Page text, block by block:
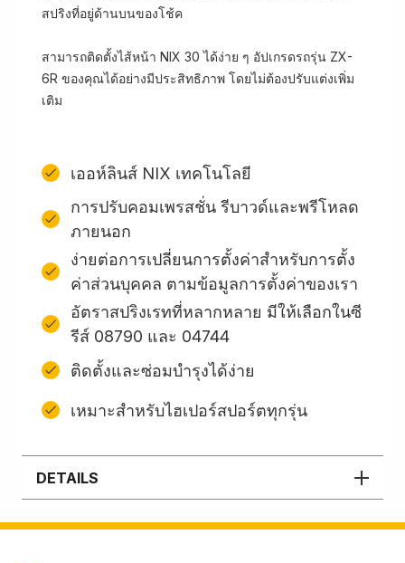
สปริงที่อยู่ด้านบนของโช้ค
สามารถติดตั้งไส้หน้า NIX 30 ได้ง่าย ๆ อัปเกรดรถรุ่น ZX-
6R ของคุณได้อย่างมีประสิทธิภาพ โดยไม่ต้องปรับแต่งเพิ่ม
เติม
เออห์ลินส์ NIX เทคโนโลยี
การปรับคอมเพรสชั่น รีบาวด์และพรีโหลด
ภายนอก
ง่ายต่อการเปลี่ยนการตั้งค่าสําหรับการตั้ง
ค่าส่วนบุคคล ตามข้อมูลการตั้งค่าของเรา
อัตราสปริงเรทที่หลากหลาย มีให้เลือกในซี
รีส์ 08790 และ 04744
ติดตั้งและซ่อมบํารุงได้ง่าย
เหมาะสำหรับไฮเปอร์สปอร์ตทุกรุ่น
DETAILS